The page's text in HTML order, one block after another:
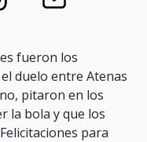
fueron los
duelo entre Atenas
pitaron en los
la bola y que los
para